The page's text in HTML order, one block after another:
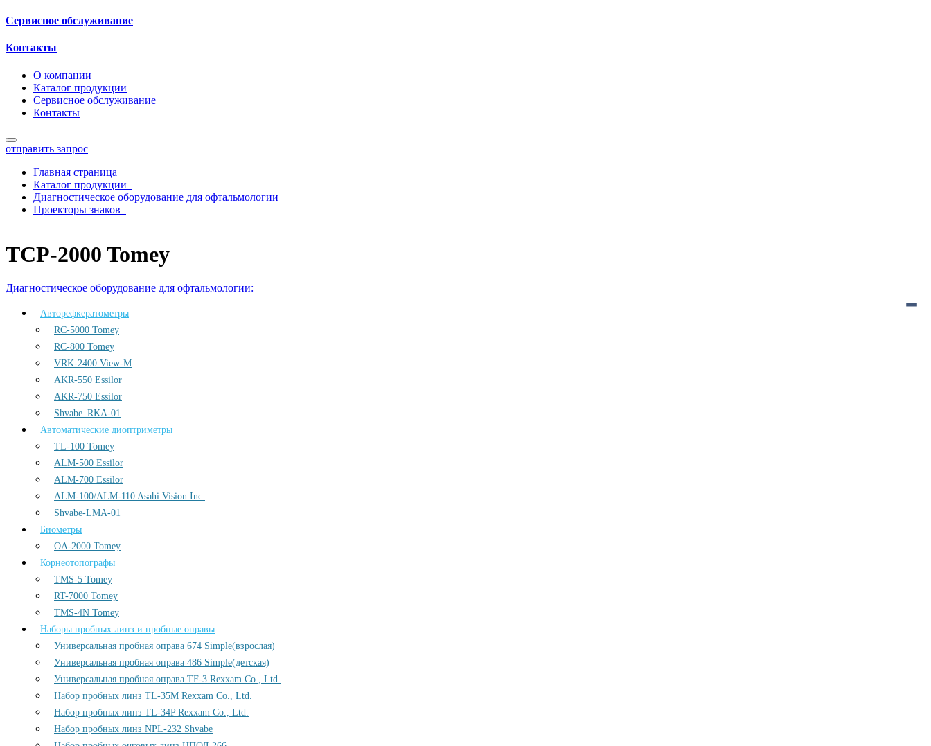
Сервисное обслуживание
Контакты
О компании
Каталог продукции
Сервисное обслуживание
Контакты
отправить запрос
Главная страница
Каталог продукции
Диагностическое оборудование для офтальмологии
Проекторы знаков
TCP-2000 Tomey
Диагностическое оборудование для офтальмологии:
Авторефкератометры
RC-5000 Tomey
RC-800 Tomey
VRK-2400 View-M
AKR-550 Essilor
AKR-750 Essilor
Shvabe_RKA-01
Автоматические диоптриметры
TL-100 Tomey
ALM-500 Essilor
ALM-700 Essilor
ALM-100/ALM-110 Asahi Vision Inc.
Shvabe-LMA-01
Биометры
OA-2000 Tomey
Корнеотопографы
TMS-5 Tomey
RT-7000 Tomey
TMS-4N Tomey
Наборы пробных линз и пробные оправы
Универсальная пробная оправа 674 Simple(взрослая)
Универсальная пробная оправа 486 Simple(детская)
Универсальная пробная оправа TF-3 Rexxam Co., Ltd.
Набор пробных линз TL-35M Rexxam Co., Ltd.
Набор пробных линз TL-34P Rexxam Co., Ltd.
Набор пробных линз NPL-232 Shvabe